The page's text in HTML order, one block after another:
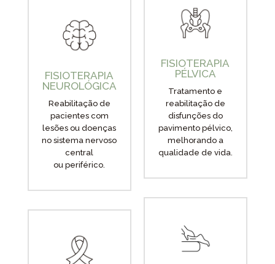
FISIOTERAPIA
NEUROLÓGICA
Reabilitação de
pacientes com
lesões ou doenças
no sistema nervoso
central
ou periférico.
FISIOTERAPIA
PÉLVICA
Tratamento e
reabilitação de
disfunções do
pavimento pélvico,
melhorando a
qualidade de vida.